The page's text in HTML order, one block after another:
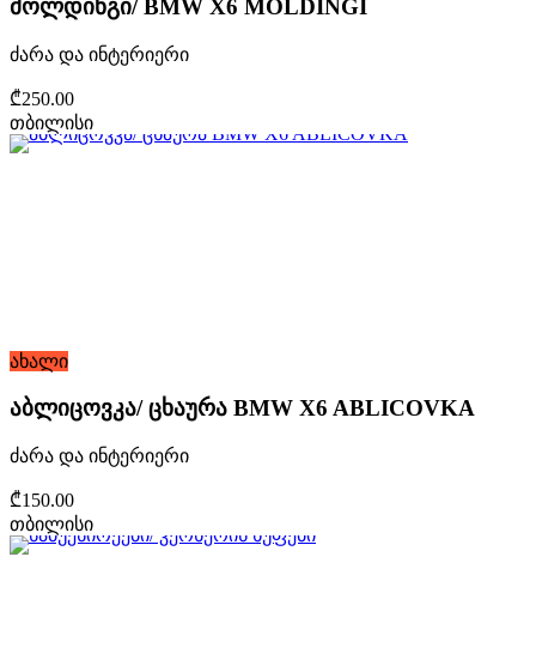
მოლდინგი/ BMW X6 MOLDINGI
ძარა და ინტერიერი
₾250.00
თბილისი
ახალი
აბლიცოვკა/ ცხაურა BMW X6 ABLICOVKA
ძარა და ინტერიერი
₾150.00
თბილისი